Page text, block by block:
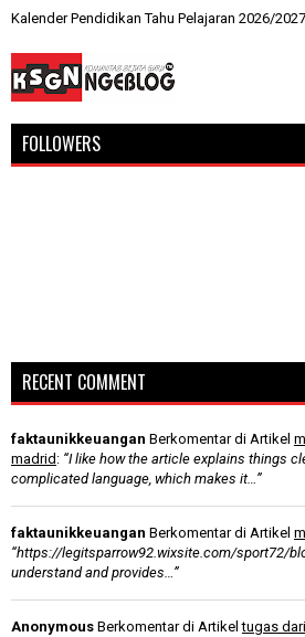
Kalender Pendidikan Tahu Pelajaran 2026/
FOLLOWERS
RECENT COMMENT
faktaunikkeuangan Berkomentar di Artikel
madrid : “I like how the article explains things
complicated language, which makes it…”
faktaunikkeuangan Berkomentar di Artikel
“https://legitsparrow92.wixsite.com/sport72/
understand and provides…”
Anonymous Berkomentar di Artikeltugas